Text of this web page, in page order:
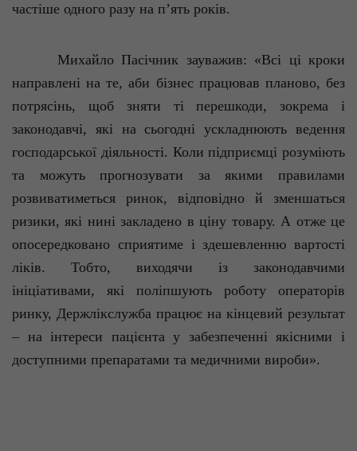
частіше одного разу на п’ять років.
Михайло Пасічник зауважив: «Всі ці кроки
направлені на те, аби бізнес працював планово, без
потрясінь, щоб зняти ті перешкоди, зокрема і
законодавчі, які на сьогодні ускладнюють ведення
господарської діяльності. Коли підприємці розуміють
та можуть прогнозувати за якими правилами
розвиватиметься ринок, відповідно й зменшаться
ризики, які нині закладено в ціну товару. А отже це
опосередковано сприятиме і здешевленню вартості
ліків. Тобто, виходячи із законодавчими
ініціативами, які поліпшують роботу операторів
ринку, Держлікслужба працює на кінцевий результат
– на інтереси пацієнта у забезпеченні якісними і
доступними препаратами та медичними вироби».